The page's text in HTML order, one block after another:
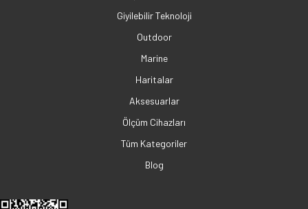
Giyilebilir Teknoloji
Outdoor
Marine
Haritalar
Aksesuarlar
Ölçüm Cihazları
Tüm Kategoriler
Blog